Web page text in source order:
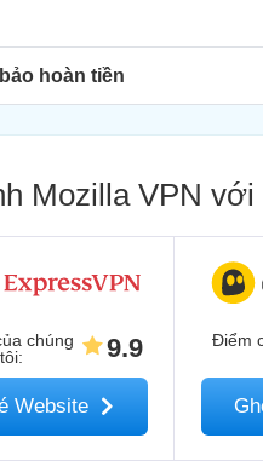
hoàn tiền
Mozilla VPN
chúng
tôi: 9.9
Website
Điểm